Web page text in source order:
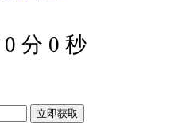
0 分 0 秒
立即获取